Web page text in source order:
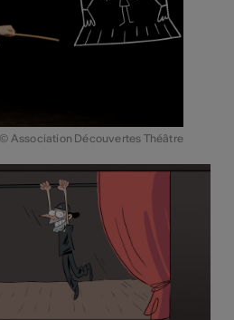
Association Découvertes Théâtre